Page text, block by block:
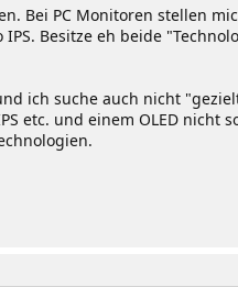
Bei PC Monitoren stellen
Besitze eh beide
ich suche auch nicht
etc. und einem OLED nicht